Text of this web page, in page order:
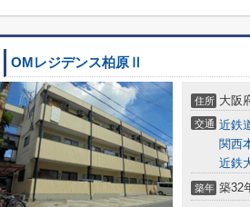
OMレジデンス柏原Ⅱ
住所 大阪
交通 近鉄
関西
近鉄
築年 築32